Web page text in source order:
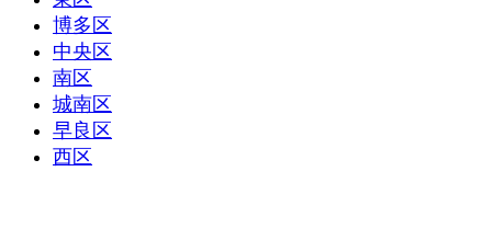
博多区
中央区
南区
城南区
早良区
西区